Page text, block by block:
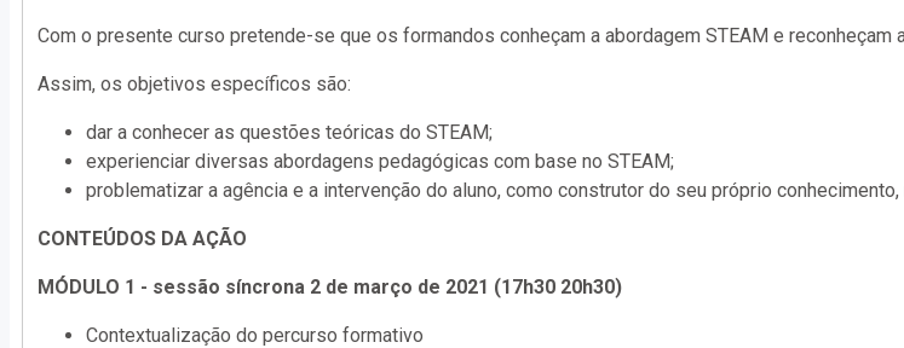
Com o presente curso pretende-se que os formandos conheçam a abordagem STEAM e
Assim, os objetivos específicos são:
dar a conhecer as questões teóricas do STEAM;
experienciar diversas abordagens pedagógicas com base no STEAM;
problematizar a agência e a intervenção do aluno, como construtor do seu próprio
CONTEÚDOS DA AÇÃO
MÓDULO 1 - sessão síncrona 2 de março de 2021 (17h30 20h30)
Contextualização do percurso formativo